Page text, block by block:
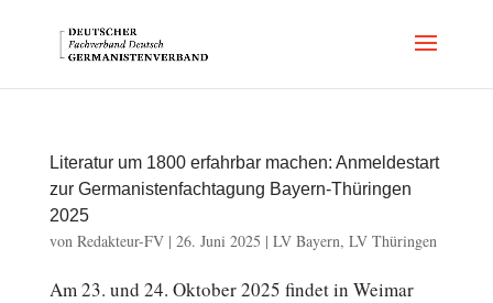
Literatur um 1800 erfahrbar machen: Anmeldestart
zur Germanistenfachtagung Bayern-Thüringen
2025
von Redakteur-FV| 26. Juni 2025 | LV Bayern, LV Thüringen
Am 23. und 24. Oktober 2025 findet in Weimar